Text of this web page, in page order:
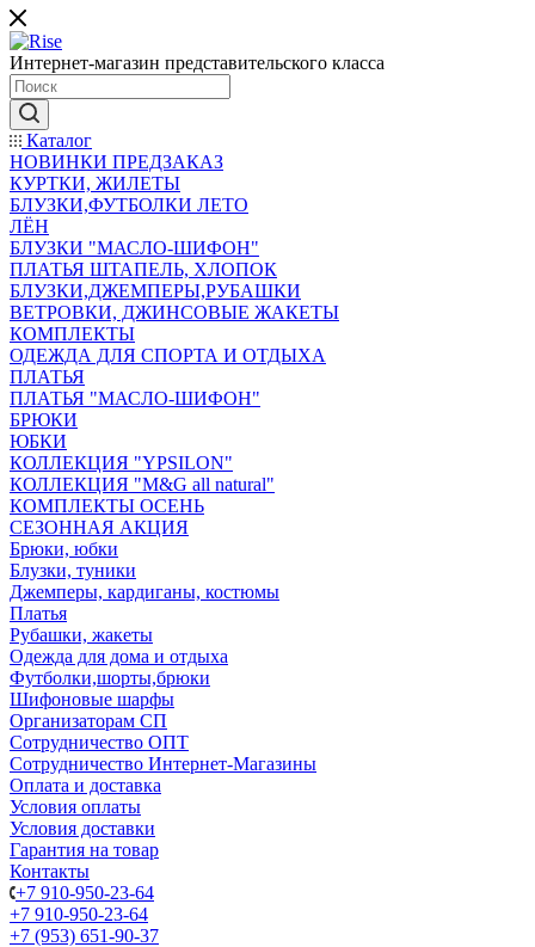
Интернет-магазин представительского класса
Каталог
НОВИНКИ ПРЕДЗАКАЗ
КУРТКИ, ЖИЛЕТЫ
БЛУЗКИ,ФУТБОЛКИ ЛЕТО
ЛЁН
БЛУЗКИ "МАСЛО-ШИФОН"
ПЛАТЬЯ ШТАПЕЛЬ, ХЛОПОК
БЛУЗКИ,ДЖЕМПЕРЫ,РУБАШКИ
ВЕТРОВКИ, ДЖИНСОВЫЕ ЖАКЕТЫ
КОМПЛЕКТЫ
ОДЕЖДА ДЛЯ СПОРТА И ОТДЫХА
ПЛАТЬЯ
ПЛАТЬЯ "МАСЛО-ШИФОН"
БРЮКИ
ЮБКИ
КОЛЛЕКЦИЯ "YPSILON"
КОЛЛЕКЦИЯ "M&G all natural"
КОМПЛЕКТЫ ОСЕНЬ
СЕЗОННАЯ АКЦИЯ
Брюки, юбки
Блузки, туники
Джемперы, кардиганы, костюмы
Платья
Рубашки, жакеты
Одежда для дома и отдыха
Футболки,шорты,брюки
Шифоновые шарфы
Организаторам СП
Сотрудничество ОПТ
Сотрудничество Интернет-Магазины
Оплата и доставка
Условия оплаты
Условия доставки
Гарантия на товар
Контакты
+7 910-950-23-64
+7 910-950-23-64
+7 (953) 651-90-37